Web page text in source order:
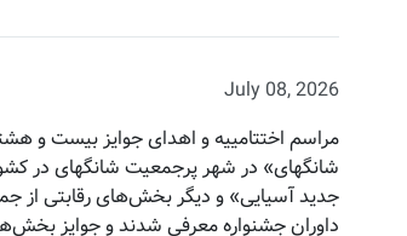
July 08, 2026
شانگهای» در شهر پرجمعیت شانگهای در
جدید آسیایی» و دیگر بخش‌های رقابتی از
داوران جشنواره معرفی شدند و جوایز